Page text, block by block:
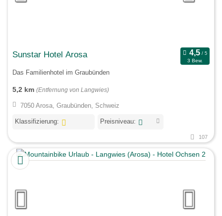
Sunstar Hotel Arosa
3 Bew.
Das Familienhotel im Graubünden
5,2 km (Entfernung von Langwies)
7050 Arosa, Graubünden, Schweiz
Klassifizierung: Preisniveau:
107